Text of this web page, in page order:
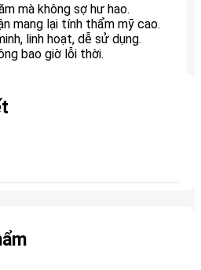
mà không sợ hư hao.
mang lại tính thẩm mỹ cao.
linh hoạt, dễ sử dụng.
bao giờ lỗi thời.